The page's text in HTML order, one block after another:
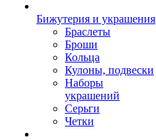
Бижутерия и украшения
Браслеты
Броши
Кольца
Кулоны, подвески
Наборы
украшений
Серьги
Четки